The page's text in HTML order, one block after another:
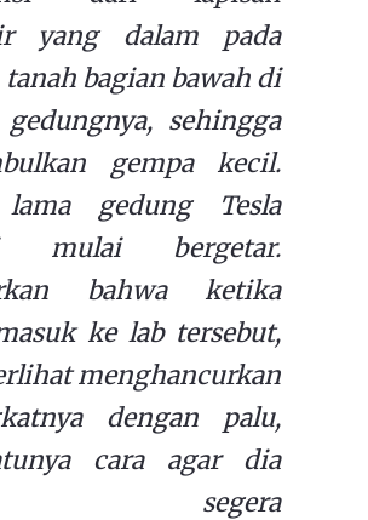
yang dalam pada
bagian bawah di
gedungnya, sehingga
gempa kecil.
gedung Tesla
mulai bergetar.
bahwa ketika
ke lab tersebut,
menghancurkan
dengan palu,
cara agar dia
segera